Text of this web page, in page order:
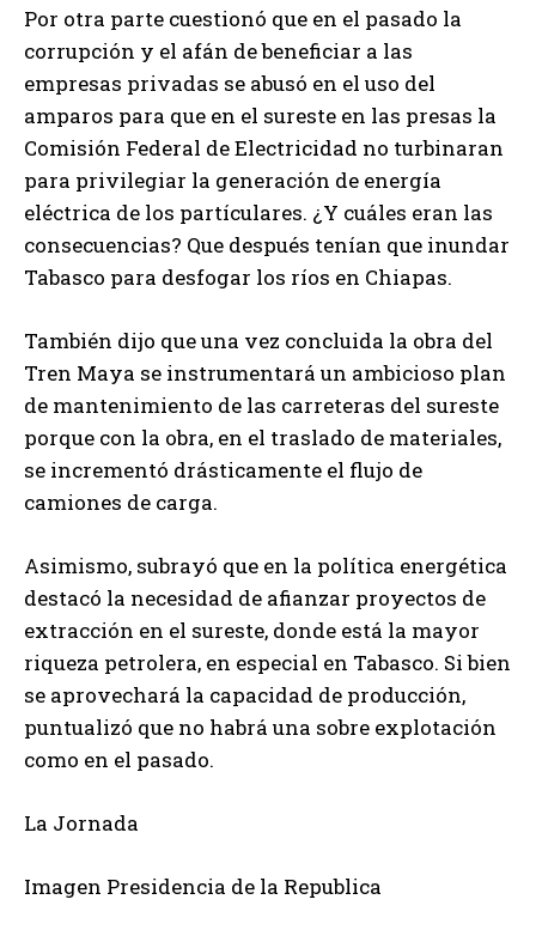
Por otra parte cuestionó que en el pasado la
corrupción y el afán de beneficiar a las
empresas privadas se abusó en el uso del
amparos para que en el sureste en las presas la
Comisión Federal de Electricidad no turbinaran
para privilegiar la generación de energía
eléctrica de los partículares. ¿Y cuáles eran las
consecuencias? Que después tenían que inundar
Tabasco para desfogar los ríos en Chiapas.
También dijo que una vez concluida la obra del
Tren Maya se instrumentará un ambicioso plan
de mantenimiento de las carreteras del sureste
porque con la obra, en el traslado de materiales,
se incrementó drásticamente el flujo de
camiones de carga.
Asimismo, subrayó que en la política energética
destacó la necesidad de afianzar proyectos de
extracción en el sureste, donde está la mayor
riqueza petrolera, en especial en Tabasco. Si bien
se aprovechará la capacidad de producción,
puntualizó que no habrá una sobre explotación
como en el pasado.
La Jornada
Imagen Presidencia de la Republica